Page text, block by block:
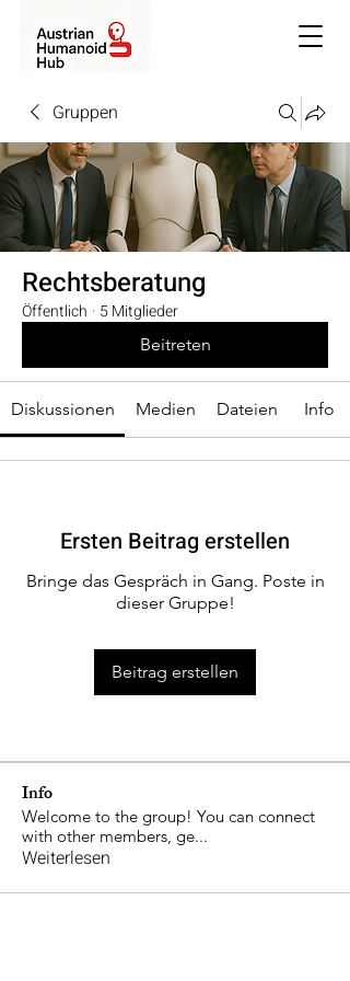
Gruppen
Rechtsberatung
Öffentlich · 5 Mitglieder
Beitreten
Diskussionen Medien Dateien Info
Ersten Beitrag erstellen
Bringe das Gespräch in Gang. Poste in
dieser Gruppe!
Beitrag erstellen
Info
Welcome to the group! You can connect
with other members, ge...
Weiterlesen